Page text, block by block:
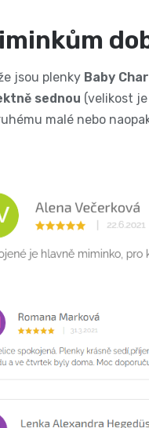
jsou plenky Baby
sednou (velikost
malé nebo